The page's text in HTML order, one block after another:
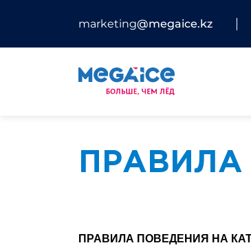
marketing@megaice.kz
ПРАВИЛА
ПРАВИЛА ПОВЕДЕНИЯ НА